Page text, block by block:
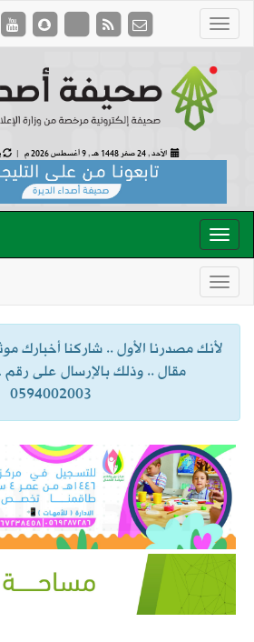
الأحد , 24 صفر 1448 هـ , 9 أغسطس 2026 م |
لأنك مصدرنا الأول .. شاركنا أخبارك
مقال .. وذلك بالإرسال على رقم
0594002003